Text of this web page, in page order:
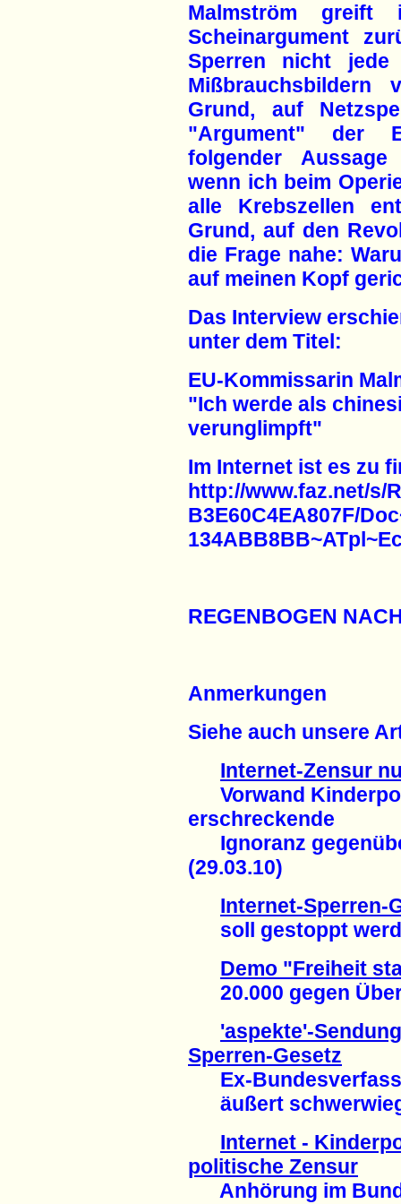
Malmström greift
Scheinargument
Sperren nicht
Mißbrauchsbildern
Grund, auf
"Argument" der
folgender
wenn ich beim
alle Krebszellen
Grund, auf den
die Frage nahe:
auf meinen Kopf
Das Interview
unter dem Titel:
EU-Kommissarin
"Ich werde als
verunglimpft"
Im Internet ist es zu
http://www.faz.net/s/
B3E60C4EA807F/
REGENBOGEN
Anmerkungen
Siehe auch unsere
Internet-Zensur
Vorwand
erschreckende
Ignoranz
(29.03.10)
Internet-Sperren-
soll gestoppt
Demo "Freiheit
20.000 gegen
'aspekte'-
Sperren-Gesetz
Ex-
äußert
Internet -
politische Zensur
Anhörung im